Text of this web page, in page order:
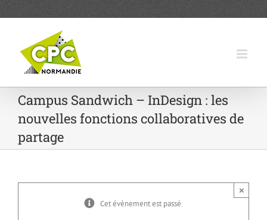
Campus Sandwich – InDesign : les
nouvelles fonctions collaboratives de
partage
Cet évènement est passé.
×